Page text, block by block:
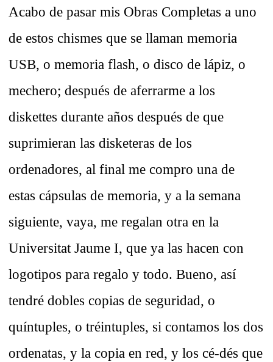
Acabo de pasar mis Obras Completas a uno
de estos chismes que se llaman memoria
USB, o memoria flash, o disco de lápiz, o
mechero; después de aferrarme a los
diskettes durante años después de que
suprimieran las disketeras de los
ordenadores, al final me compro una de
estas cápsulas de memoria, y a la semana
siguiente, vaya, me regalan otra en la
Universitat Jaume I, que ya las hacen con
logotipos para regalo y todo. Bueno, así
tendré dobles copias de seguridad, o
quíntuples, o tréintuples, si contamos los dos
ordenatas, y la copia en red, y los cé-dés que